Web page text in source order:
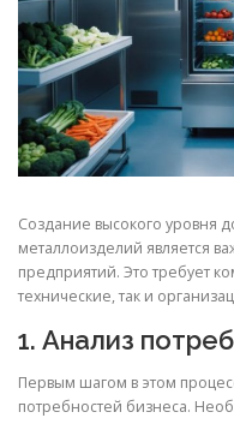
Создание высокого уровня
металлоизделий является
предприятий. Это требует
технические, так и
1. Анализ
Первым шагом в этом
потребностей бизнеса.